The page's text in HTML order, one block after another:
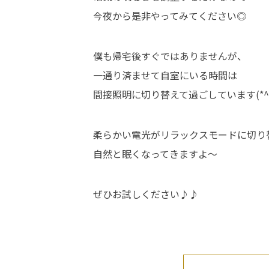
今夜から是非やってみてください◎
僕も帰宅後すぐではありませんが、
一通り済ませて自室にいる時間は
間接照明に切り替えて過ごしています
柔らかい電光がリラックスモードに切り
自然と眠くなってきますよ～
ぜひお試しください♪♪